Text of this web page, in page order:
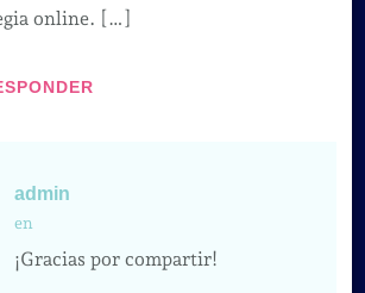
online. […]
admin
en
¡Gracias por compartir!